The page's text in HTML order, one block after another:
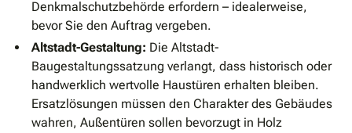
Denkmalschutzbehörde erfordern – idealerweise,
bevor Sie den Auftrag vergeben.
Altstadt-Gestaltung: Die Altstadt-
Baugestaltungssatzung verlangt, dass historisch oder
handwerklich wertvolle Haustüren erhalten bleiben.
Ersatzlösungen müssen den Charakter des Gebäudes
wahren, Außentüren sollen bevorzugt in Holz